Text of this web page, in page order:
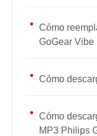
Cómo
GoGear Vibe
Cómo
Cómo
MP3 Philips